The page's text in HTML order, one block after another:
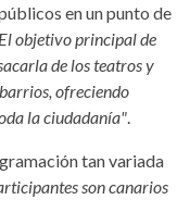
en un punto de
objetivo principal de
de los teatros y
ofreciendo
la ciudadanía".
tan variada
son canarios